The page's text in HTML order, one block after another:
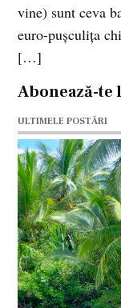
vine) sunt ceva
euro-puşculiţa
[…]
Abonează-te
ULTIMELE POSTĂRI